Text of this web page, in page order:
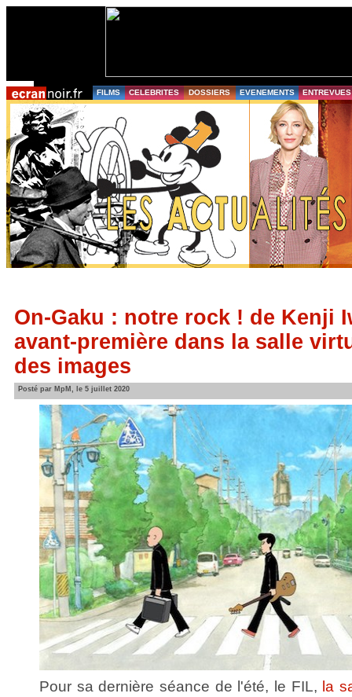
FILMS CELEBRITES DOSSIERS EVENEMENTS ENTREVUES
On-Gaku : notre rock ! de Kenji
avant-première dans la salle
des images
Posté par MpM, le 5 juillet 2020
Pour sa dernière séance de l'été, le FIL, la